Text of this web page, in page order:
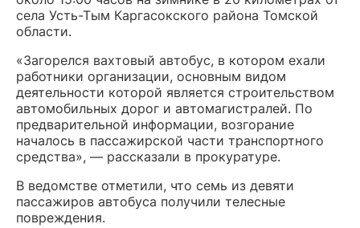
села Усть-Тым Каргасокского района Томской
области.
«Загорелся вахтовый автобус, в котором ехали
работники организации, основным видом
деятельности которой является строительством
автомобильных дорог и автомагистралей. По
предварительной информации, возгорание
началось в пассажирской части транспортного
средства», — рассказали в прокуратуре.
В ведомстве отметили, что семь из девяти
пассажиров автобуса получили телесные
повреждения.